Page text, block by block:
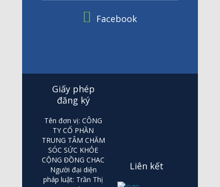
Facebook
Giấy phép
đăng ký
Tên đơn vị: CÔNG
TY CỔ PHẦN
TRUNG TÂM CHĂM
SÓC SỨC KHỎE
CỘNG ĐỒNG CHAC
Người đại diện
pháp luật: Trần Thị
Liên kết